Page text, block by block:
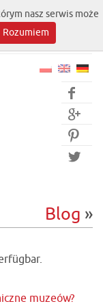




Blog »
muzeów?
nasz serwis może
Rozumiem